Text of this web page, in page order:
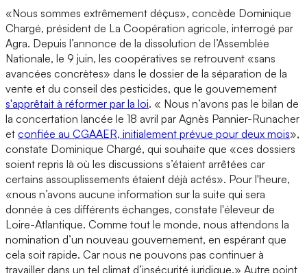
«Nous sommes extrêmement déçus», concède Dominique
Chargé, président de La Coopération agricole, interrogé par
Agra. Depuis l’annonce de la dissolution de l’Assemblée
Nationale, le 9 juin, les coopératives se retrouvent «sans
avancées concrètes» dans le dossier de la séparation de la
vente et du conseil des pesticides, que le gouvernement
s'apprêtait à réformer par la loi. « Nous n’avons pas le bilan de
la concertation lancée le 18 avril par Agnès Pannier-Runacher
et confiée au CGAAER, initialement prévue pour deux mois»,
constate Dominique Chargé, qui souhaite que «ces dossiers
soient repris là où les discussions s’étaient arrêtées car
certains assouplissements étaient déjà actés». Pour l'heure,
«nous n’avons aucune information sur la suite qui sera
donnée à ces différents échanges, constate l'éleveur de
Loire-Atlantique. Comme tout le monde, nous attendons la
nomination d’un nouveau gouvernement, en espérant que
cela soit rapide. Car nous ne pouvons pas continuer à
travailler dans un tel climat d’insécurité juridique.» Autre point